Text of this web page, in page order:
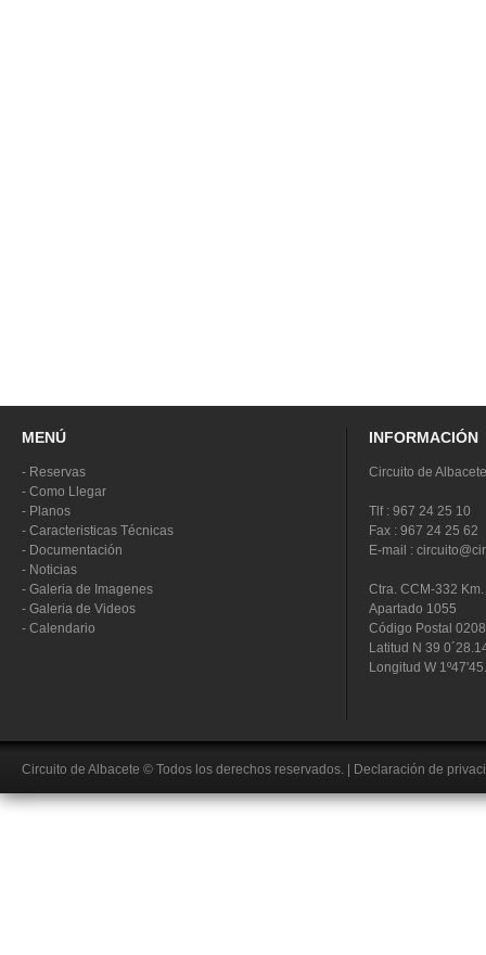
MENÚ
- Reservas
- Como Llegar
- Planos
- Caracteristicas Técnicas
- Documentación
- Noticias
- Galeria de Imagenes
- Galeria de Videos
- Calendario
INFORMACIÓN
Circuito de Albacete
Tlf : 967 24 25 10
Fax : 967 24 25 62
E-mail :
Ctra. CCM-332
Apartado 1055
Código Postal
Latitud N 39
Longitud W
Circuito de Albacete © Todos los derechos reservados. Declaración de